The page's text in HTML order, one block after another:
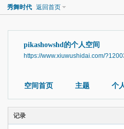
秀舞时代 返回首页
pikashowshd的个人空间
https://www.xiuwushidai.com/
空间首页 主题 个
记录